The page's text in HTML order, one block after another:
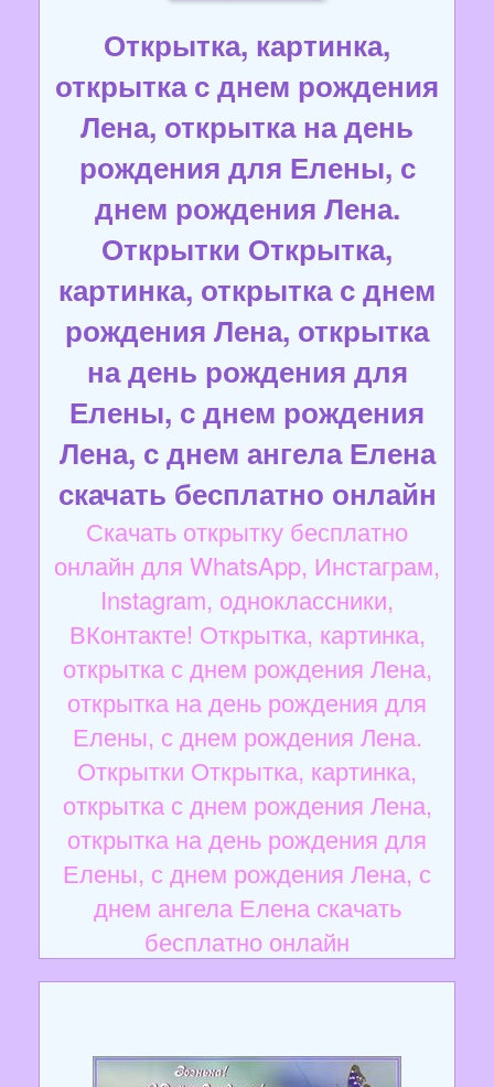
Открытка, картинка,
открытка с днем рождения
Лена, открытка на день
рождения для Елены, с
днем рождения Лена.
Открытки Открытка,
картинка, открытка с днем
рождения Лена, открытка
на день рождения для
Елены, с днем рождения
Лена, с днем ангела Елена
скачать бесплатно онлайн
Скачать открытку бесплатно
онлайн для WhatsApp, Инстаграм,
Instagram, одноклассники,
ВКонтакте! Открытка, картинка,
открытка с днем рождения Лена,
открытка на день рождения для
Елены, с днем рождения Лена.
Открытки Открытка, картинка,
открытка с днем рождения Лена,
открытка на день рождения для
Елены, с днем рождения Лена, с
днем ангела Елена скачать
бесплатно онлайн